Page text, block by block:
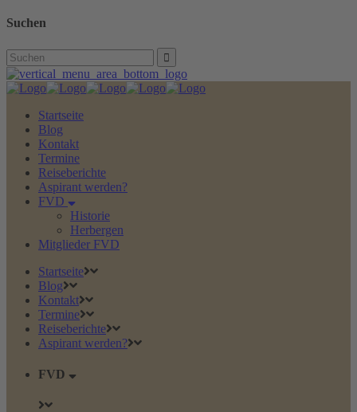
Suchen
Search
for:
Startseite
Blog
Kontakt
Termine
Reiseberichte
Aspirant werden?
FVD
Historie
Herbergen
Mitglieder FVD
Startseite
Blog
Kontakt
Termine
Reiseberichte
Aspirant werden?
FVD